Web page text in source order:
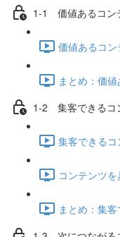
1-1 価値あるコン
価値あるコ
まとめ：価
1-2 集客できるコ
集客できる
コンテンツ
まとめ：集